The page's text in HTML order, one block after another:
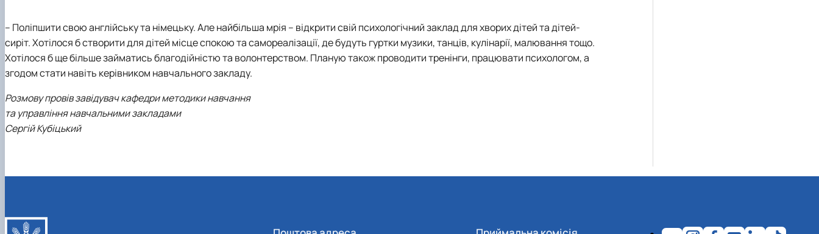
– Поліпшити свою англійську та німецьку. Але найбільша мрія – відкрити свій психологічний заклад для хворих дітей та дітей-
сиріт. Хотілося б створити для дітей місце спокою та самореалізації, де будуть гуртки музики, танців, кулінарії, малювання тощо.
Хотілося б ще більше займатись благодійністю та волонтерством. Планую також проводити тренінги, працювати психологом, а
згодом стати навіть керівником навчального закладу.
Розмову провів завідувач кафедри методики навчання
та управління навчальними закладами
Сергій Кубіцький